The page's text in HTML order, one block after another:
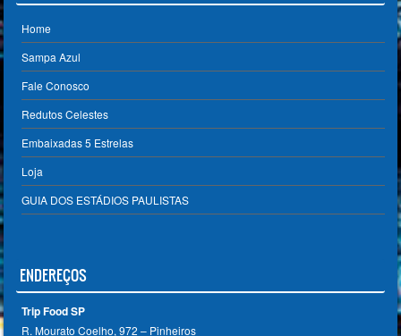
Home
Sampa Azul
Fale Conosco
Redutos Celestes
Embaixadas 5 Estrelas
Loja
GUIA DOS ESTÁDIOS PAULISTAS
ENDEREÇOS
Trip Food SP
R. Mourato Coelho, 972 – Pinheiros